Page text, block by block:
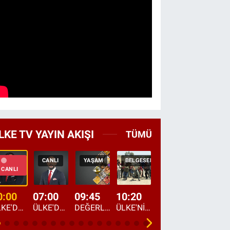
TV YAYIN AKIŞI TÜMÜ
CANLI
ÜLKE'DE BU GECE
CANLI
07:00
ÜLKE'DE HAFTA SONU
YAŞAM
09:45
DEĞERLERİN DAVETİ
BELGESEL
10:20
ÜLKE'NİN ÇOCUKLARI